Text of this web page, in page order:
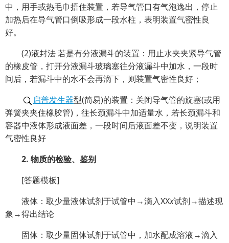
中，用手或热毛巾捂住装置，若导气管口有气泡逸出，停止
加热后在导气管口倒吸形成一段水柱，表明装置气密性良
好。
(2)液封法 若是有分液漏斗的装置：用止水夹夹紧导气管
的橡皮管，打开分液漏斗玻璃塞往分液漏斗中加水，一段时
间后，若漏斗中的水不会再滴下，则装置气密性良好；
启普发生器型(简易)的装置：关闭导气管的旋塞(或用
弹簧夹夹住橡胶管)，往长颈漏斗中加适量水，若长颈漏斗和
容器中液体形成液面差，一段时间后液面差不变，说明装置
气密性良好
2. 物质的检验、鉴别
[答题模板]
液体：取少量液体试剂于试管中→滴入XXx试剂→描述现
象→得出结论
固体：取少量固体试剂于试管中，加水配成溶液→滴入